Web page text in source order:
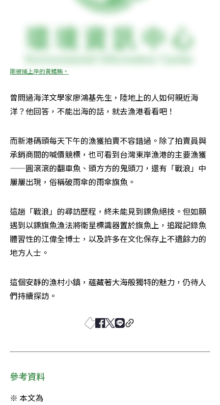
剛被捕上岸的黃鰭鮪。
曾問過海洋文學家廖鴻基先生，陸地上的人如何親近海
洋？他回答，不能出海的話，就去漁港看看吧！
而新港碼頭每天下午的漁獲拍賣不容錯過。除了拍賣員與
承銷商間的喊價競標，也可看到台灣東岸漁港的主要漁獲
——圓滾滾的翻車魚、頭方方的鬼頭刀，還有「戰浪」中
屢屢出現，俗稱破雨傘的雨傘旗魚。
這趟「戰浪」的尋訪歷程，終未能見到鏢魚絕技。但如願
遇到以鏢旗魚漁法將衛星標識器置於旗魚上，追蹤記錄魚
體習性的江偉全博士，以及許多在文化保存上不遺餘力的
地方人士。
這個安靜的漁村小鎮，蘊藏著大海般獨特的魅力，仍待人
們持續探訪。
參考資料
※ 本文為